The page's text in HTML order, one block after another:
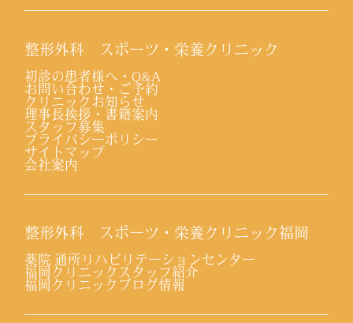
整形外科 スポーツ・栄養クリニック
初診の患者様へ・Q&A
お問い合わせ・ご予約
クリニックお知らせ
理事長挨拶・書籍案内
スタッフ募集
プライバシーポリシー
サイトマップ
会社案内
整形外科 スポーツ・栄養クリニック福岡
薬院 通所リハビリテーションセンター
福岡クリニックスタッフ紹介
福岡クリニックブログ情報